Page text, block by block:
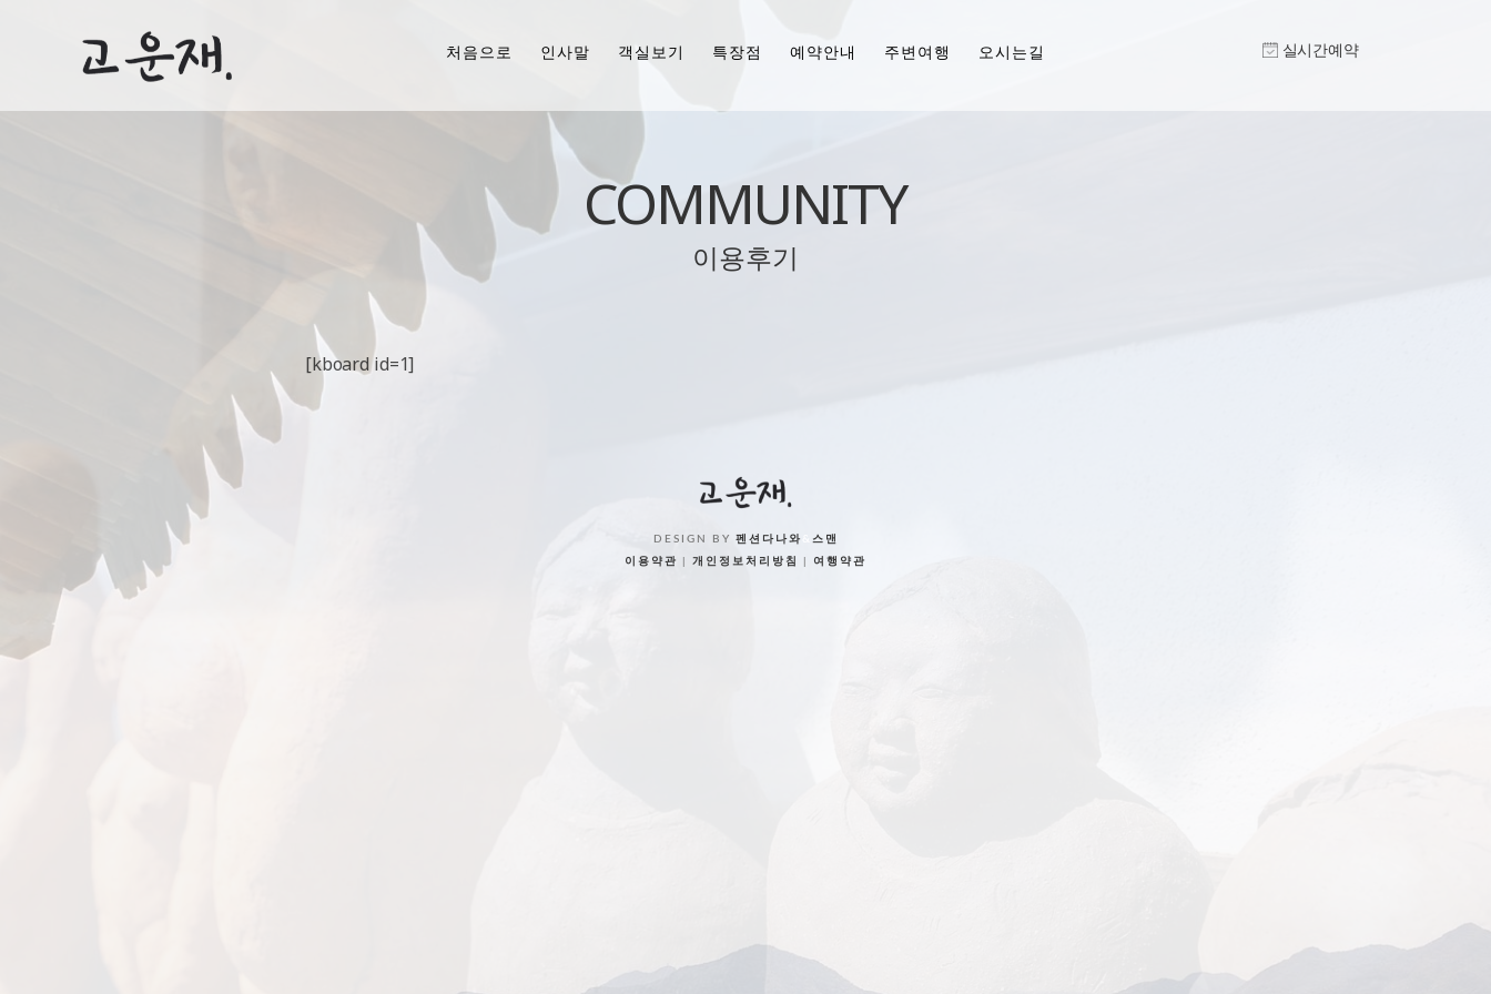
처음으로 인사말 객실보기 특장점 예약안내 주변여행 오시는길 실시간예약
COMMUNITY
이용후기
[kboard id=1]
DESIGN BY 펜션다나와
스맨
이용약관
개인정보처리방침 여행약관